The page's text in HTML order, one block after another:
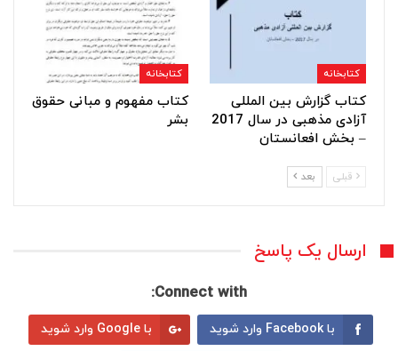
کتابخانه
کتاب گزارش بین المللی
آزادی مذهبی در سال 2017
– بخش افعانستان
کتابخانه
کتاب مفهوم و مبانی حقوق
بشر
قبلی بعد
ارسال یک پاسخ
Connect with:
با Facebook وارد شوید با Google وارد شوید